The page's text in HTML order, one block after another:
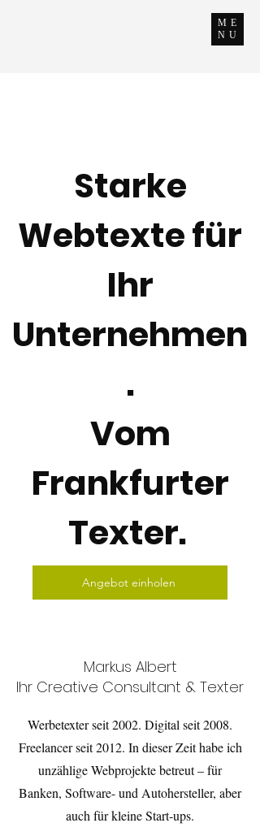
ME
NU
Starke
Webtexte für
Ihr
Unternehmen
.
Vom
Frankfurter
Texter.
Angebot einholen
Markus Albert
Ihr Creative Consultant & Texter
Werbetexter seit 2002. Digital seit 2008.
Freelancer seit 2012. In dieser Zeit habe ich
unzählige Webprojekte betreut – für
Banken, Software- und Autohersteller, aber
auch für kleine Start-ups.